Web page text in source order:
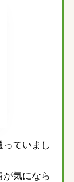
っていまし
気になら